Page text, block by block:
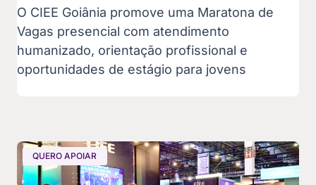
O CIEE Goiânia promove uma Maratona de
Vagas presencial com atendimento
humanizado, orientação profissional e
oportunidades de estágio para jovens
QUERO APOIAR